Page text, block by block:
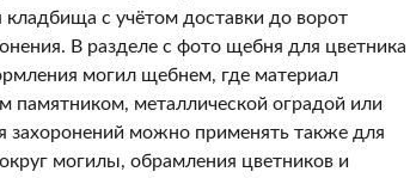
с учётом доставки до ворот
В разделе с фото щебня для цветника
могил щебнем, где материал
памятником, металлической оградой или
можно применять также для
могилы, обрамления цветников и